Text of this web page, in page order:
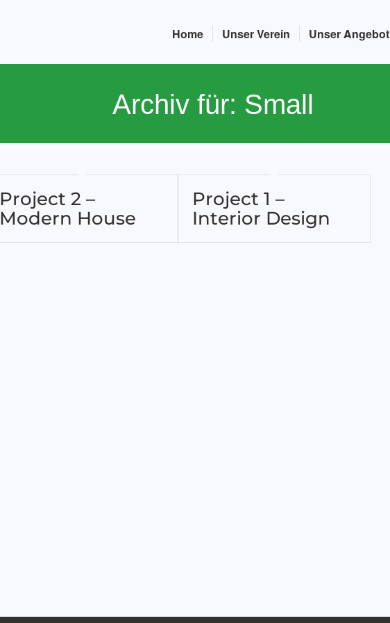
Home Unser Verein Unser Angebot
Archiv für: Small
Project 2 –
Modern House
Project 1 –
Interior Design